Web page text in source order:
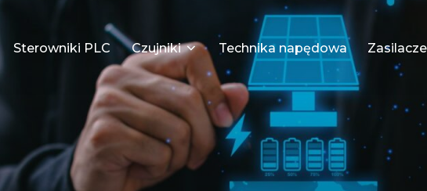
Sterowniki PLC Czujniki Technika napędowa Zasilacze